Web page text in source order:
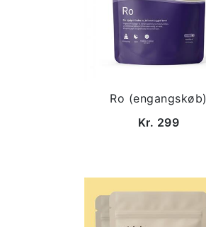
Ro (engangskøb)
Kr. 299